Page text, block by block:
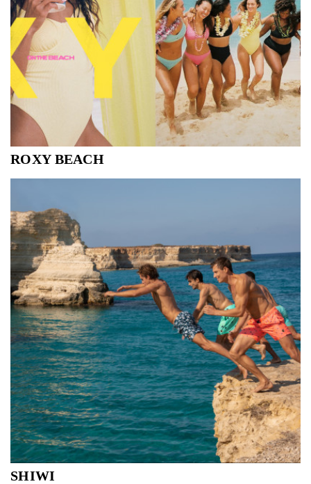
ieder wat wils. Iedereen verdient het om met volle teugen
van het strand te genieten.
ROXY BEACH
SHIWI